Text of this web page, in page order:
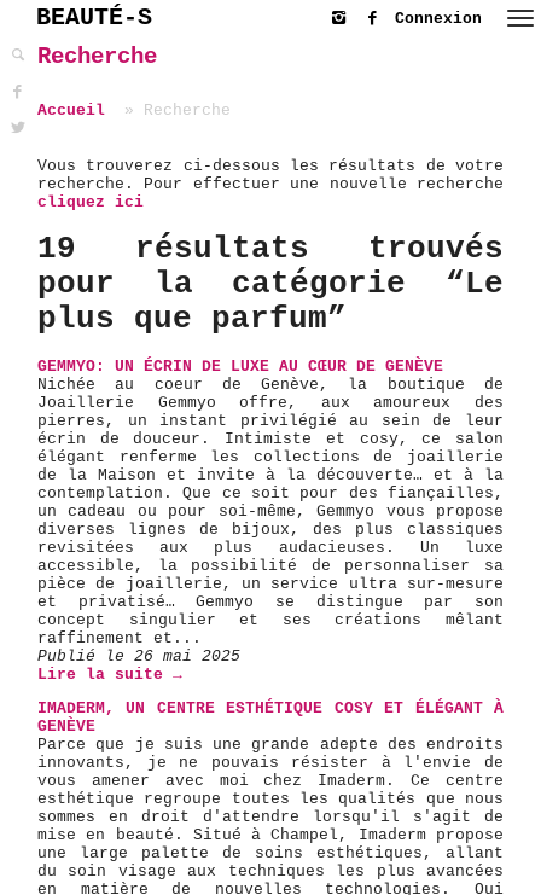
BEAUTÉ-S Connexion
Recherche
Accueil Recherche
Vous trouverez ci-dessous les résultats de votre
recherche. Pour effectuer une nouvelle recherche
cliquez ici
19 résultats trouvés
pour la catégorie “Le
plus que parfum”
GEMMYO: UN ÉCRIN DE LUXE AU CŒUR DE GENÈVE
Nichée au coeur de Genève, la boutique de
Joaillerie Gemmyo offre, aux amoureux des
pierres, un instant privilégié au sein de leur
écrin de douceur. Intimiste et cosy, ce salon
élégant renferme les collections de joaillerie
de la Maison et invite à la découverte… et à la
contemplation. Que ce soit pour des fiançailles,
un cadeau ou pour soi-même, Gemmyo vous propose
diverses lignes de bijoux, des plus classiques
revisitées aux plus audacieuses. Un luxe
accessible, la possibilité de personnaliser sa
pièce de joaillerie, un service ultra sur-mesure
et privatisé… Gemmyo se distingue par son
concept singulier et ses créations mêlant
raffinement et...
Publié le 26 mai 2025
Lire la suite →
IMADERM, UN CENTRE ESTHÉTIQUE COSY ET ÉLÉGANT À
GENÈVE
Parce que je suis une grande adepte des endroits
innovants, je ne pouvais résister à l'envie de
vous amener avec moi chez Imaderm. Ce centre
esthétique regroupe toutes les qualités que nous
sommes en droit d'attendre lorsqu'il s'agit de
mise en beauté. Situé à Champel, Imaderm propose
une large palette de soins esthétiques, allant
du soin visage aux techniques les plus avancées
en matière de nouvelles technologies. Oui